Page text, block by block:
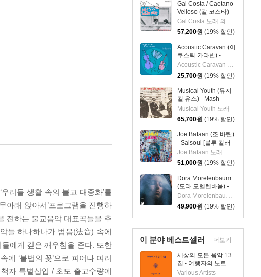
Gal Costa / Caetano
Velloso (갈 코스타) -
Domingo [LP]
Gal Costa 노래 외 1명
57,200원 (19% 할인)
Acoustic Caravan (어
쿠스틱 카라반) -
Brillante
Acoustic Caravan 실내악
25,700원 (19% 할인)
Musical Youth (뮤지
컬 유스) - Mash
Down Birmingham:
The Early
Recordings of
Musical Youth [LP]
Musical Youth 노래
65,700원 (19% 할인)
Joe Bataan (조 바탄)
- Salsoul [블루 컬러
LP]
Joe Bataan 노래
51,000원 (19% 할인)
Dora Morelenbaum
(도라 모렐렌바움) -
Vento De Beirada
[LP]
Dora Morelenbaum 노래
49,900원 (19% 할인)
이 분야 베스트셀러
세상의 모든 음악 13
집 - 여행자의 노트
Various Artists
더보기
리들 생활 속의 불교 대중화’를
아래 앉아서’프로그램을 진행하
전하는 불교음악 대표곡들을 추
들 하나하나가 법음(法音) 속에
에게 깊은 깨우침을 준다. 또한
‘불법의 꽃’으로 피어나 여러
자 특별삽입 / 초도 출고수량에